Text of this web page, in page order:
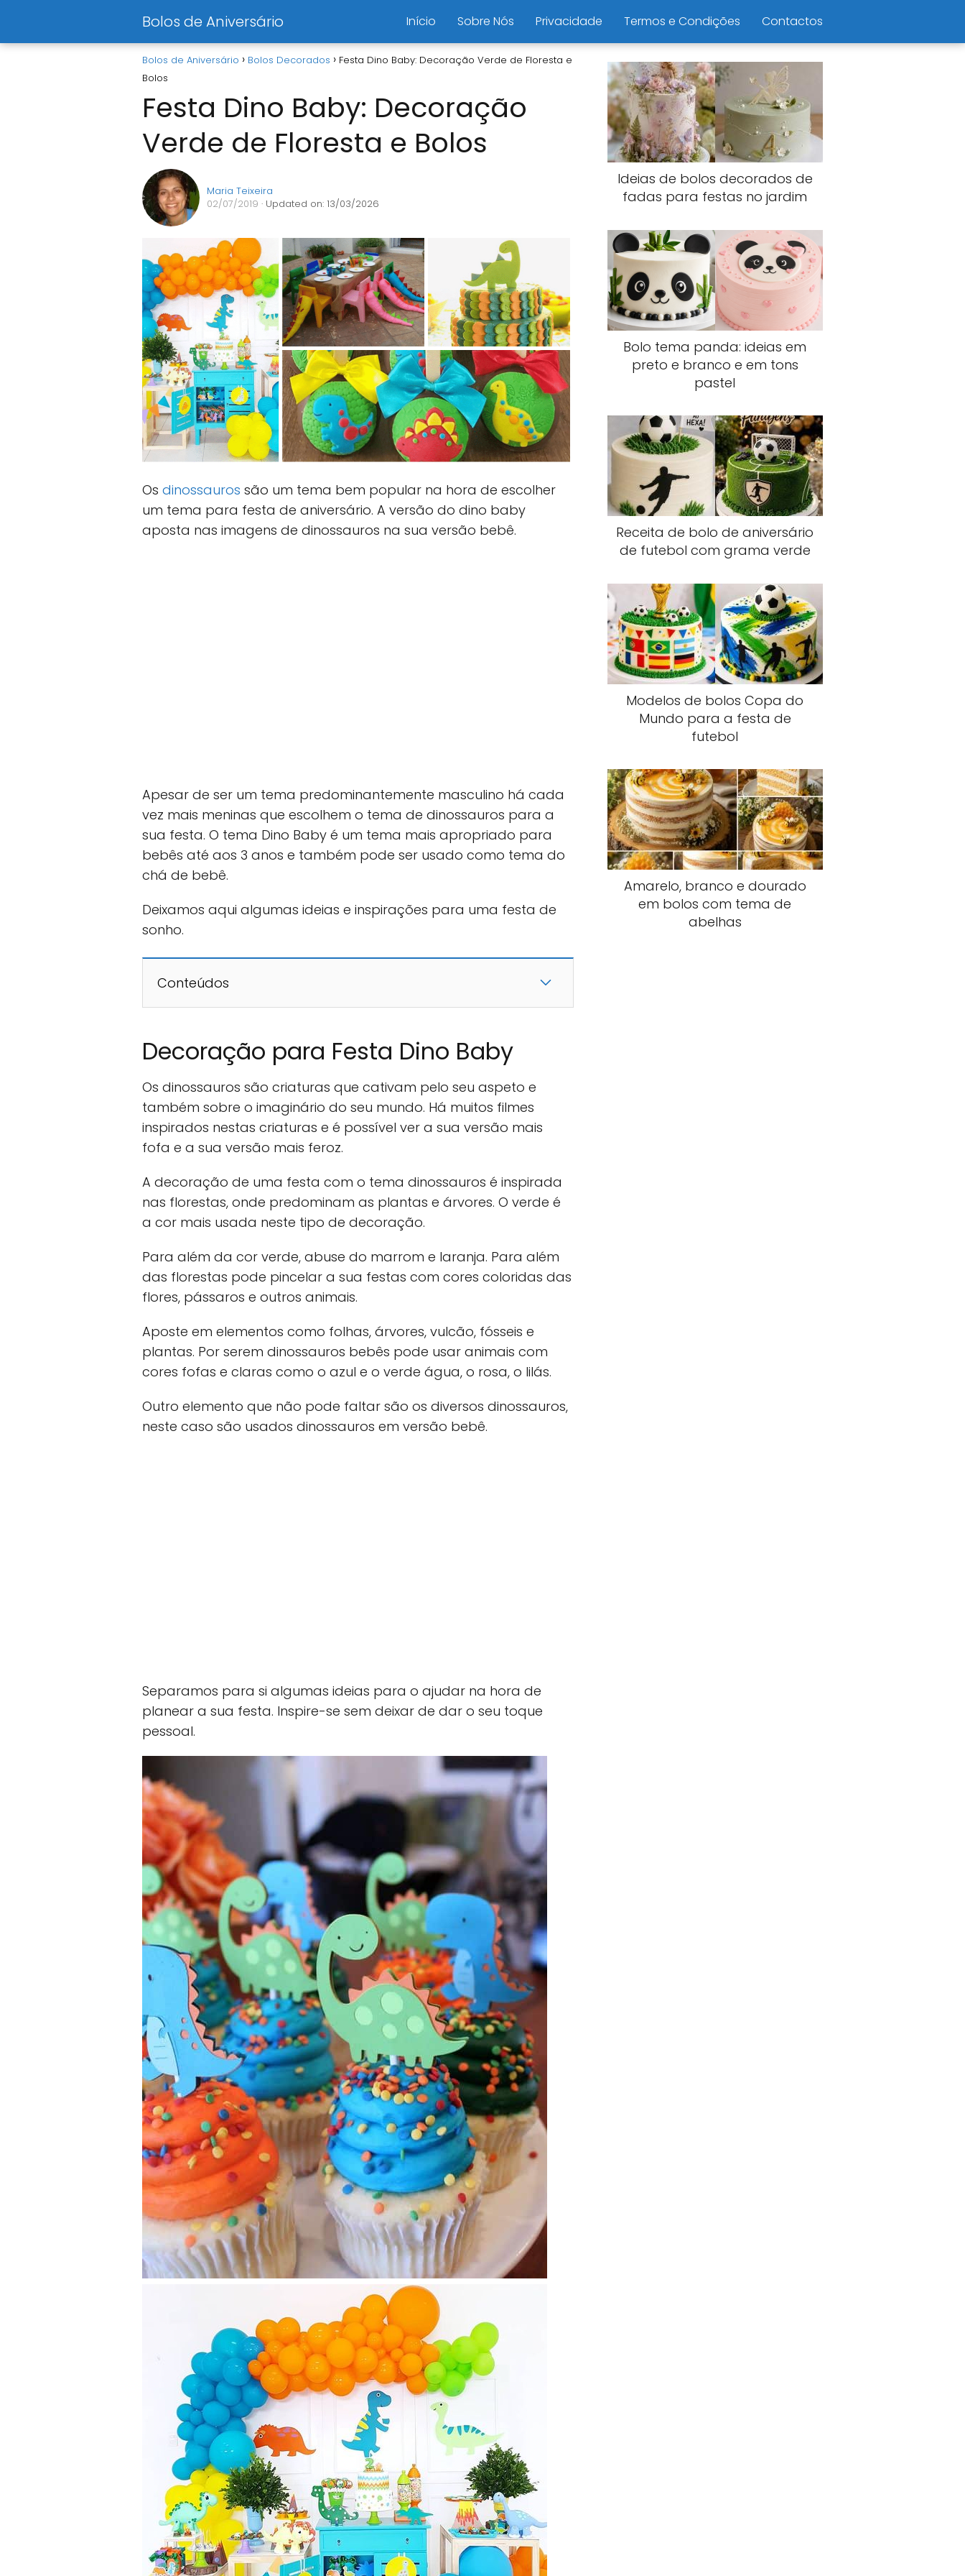
Bolos de Aniversário Início Sobre Nós Privacidade Termos e Condições Contactos
Bolos de Aniversário Bolos Decorados
Festa Dino Baby: Decoração Verde de Floresta e
Bolos
Festa Dino Baby: Decoração
Verde de Floresta e Bolos
Maria Teixeira
02/07/2019 · Updated on: 13/03/2026
Os dinossauros são um tema bem popular na hora de escolher
um tema para festa de aniversário. A versão do dino baby
aposta nas imagens de dinossauros na sua versão bebê.
Apesar de ser um tema predominantemente masculino há cada
vez mais meninas que escolhem o tema de dinossauros para a
sua festa. O tema Dino Baby é um tema mais apropriado para
bebês até aos 3 anos e também pode ser usado como tema do
chá de bebê.
Deixamos aqui algumas ideias e inspirações para uma festa de
sonho.
Conteúdos
Decoração para Festa Dino Baby
Os dinossauros são criaturas que cativam pelo seu aspeto e
também sobre o imaginário do seu mundo. Há muitos filmes
inspirados nestas criaturas e é possível ver a sua versão mais
fofa e a sua versão mais feroz.
A decoração de uma festa com o tema dinossauros é inspirada
nas florestas, onde predominam as plantas e árvores. O verde é
a cor mais usada neste tipo de decoração.
Para além da cor verde, abuse do marrom e laranja. Para além
das florestas pode pincelar a sua festas com cores coloridas das
flores, pássaros e outros animais.
Aposte em elementos como folhas, árvores, vulcão, fósseis e
plantas. Por serem dinossauros bebês pode usar animais com
cores fofas e claras como o azul e o verde água, o rosa, o lilás.
Outro elemento que não pode faltar são os diversos dinossauros,
neste caso são usados dinossauros em versão bebê.
Separamos para si algumas ideias para o ajudar na hora de
planear a sua festa. Inspire-se sem deixar de dar o seu toque
pessoal.
Ideias de bolos decorados de
fadas para festas no jardim
Bolo tema panda: ideias em
preto e branco e em tons
pastel
Receita de bolo de aniversário
de futebol com grama verde
Modelos de bolos Copa do
Mundo para a festa de
futebol
Amarelo, branco e dourado
em bolos com tema de
abelhas